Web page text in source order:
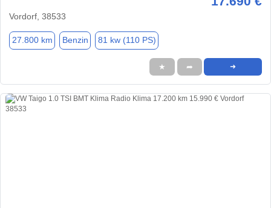
Vordorf, 38533
27.800 km Benzin 81 kw (110 PS)
★ ➦ ➜